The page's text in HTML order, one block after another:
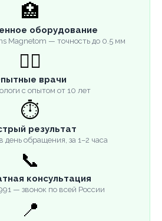
🏥
оборудование
Magnetom — точность до 0.5 мм
👨‍⚕️
врачи
с опытом от 10 лет
⏱️
результат
день обращения, за 1–2 часа
📞
консультация
— звонок по всей России
📍